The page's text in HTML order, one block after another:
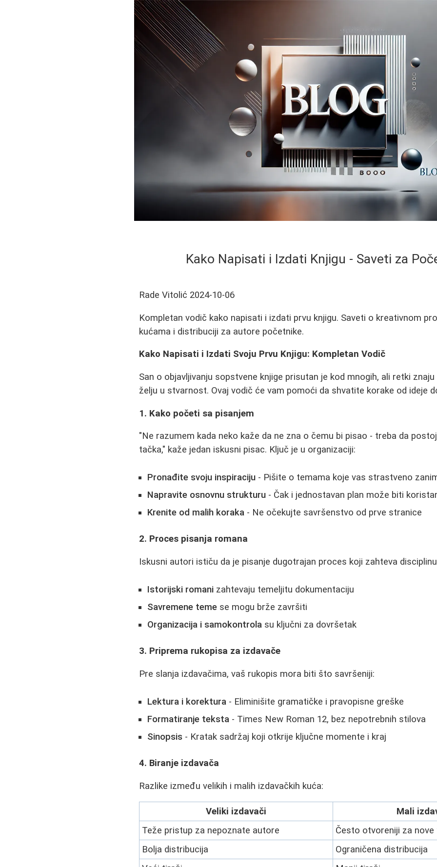
Kako Napisati i Izdati Knjigu - Saveti za
Rade Vitolić 2024-10-06
Kompletan vodič kako napisati i izdati prvu knjigu. Saveti o kreativnom
kućama i distribuciji za autore početnike.
Kako Napisati i Izdati Svoju Prvu Knjigu: Kompletan Vodič
San o objavljivanju sopstvene knjige prisutan je kod mnogih, ali retki
želju u stvarnost. Ovaj vodič će vam pomoći da shvatite korake od ideje
1. Kako početi sa pisanjem
"Ne razumem kada neko kaže da ne zna o čemu bi pisao - treba da
tačka," kaže jedan iskusni pisac. Ključ je u organizaciji:
Pronađite svoju inspiraciju - Pišite o temama koje vas strastveno
Napravite osnovnu strukturu - Čak i jednostavan plan može biti
Krenite od malih koraka - Ne očekujte savršenstvo od prve stranice
2. Proces pisanja romana
Iskusni autori ističu da je pisanje dugotrajan proces koji zahteva
Istorijski romani zahtevaju temeljitu dokumentaciju
Savremene teme se mogu brže završiti
Organizacija i samokontrola su ključni za dovršetak
3. Priprema rukopisa za izdavače
Pre slanja izdavačima, vaš rukopis mora biti što savršeniji:
Lektura i korektura - Eliminišite gramatičke i pravopisne greške
Formatiranje teksta - Times New Roman 12, bez nepotrebnih stilova
Sinopsis - Kratak sadržaj koji otkrije ključne momente i kraj
4. Biranje izdavača
Razlike između velikih i malih izdavačkih kuća:
Veliki izdavači
Mali
Teže pristup za nepoznate autore
Često otvoreniji za nove
Bolja distribucija
Ograničena distribucija